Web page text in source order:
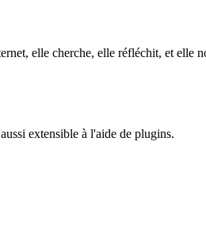
elle cherche, elle réfléchit, et elle
extensible à l'aide de plugins.